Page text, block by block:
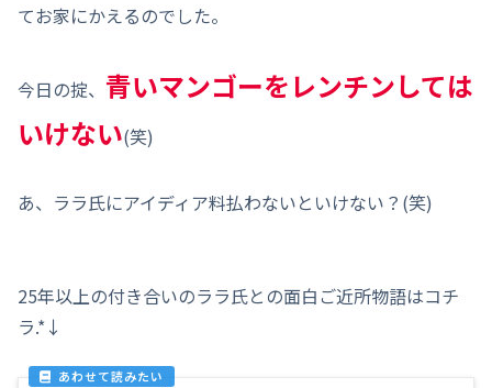
てお家にかえるのでした。
今日の掟、 青いマンゴーをレンチンしては
いけない(笑)
あ、ララ氏にアイディア料払わないといけない？(笑)
25年以上の付き合いのララ氏との面白ご近所物語はコチ
ラ.*↓